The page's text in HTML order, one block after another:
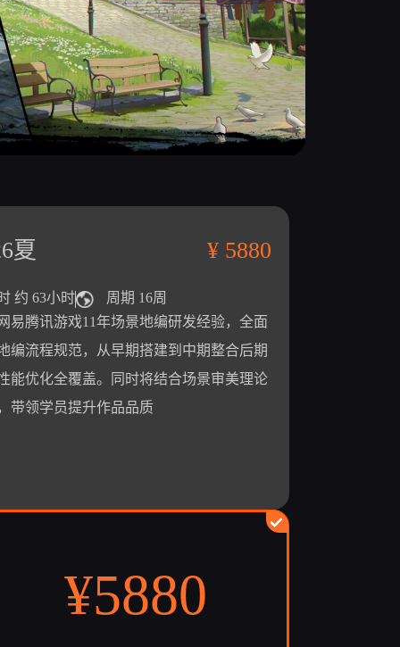
夏 ¥ 5880
约 63小时
周期 16周
易腾讯游戏11年场景地编研发经验，全面
编流程规范，从早期搭建到中期整合后期
能优化全覆盖。同时将结合场景审美理论
带领学员提升作品品质
¥5880